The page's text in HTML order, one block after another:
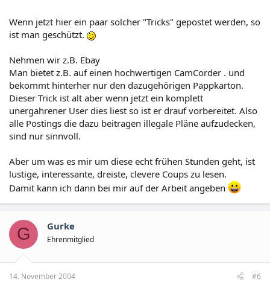
Wenn jetzt hier ein paar solcher "Tricks" gepostet werden, so
ist man geschützt.
Nehmen wir z.B. Ebay
Man bietet z.B. auf einen hochwertigen CamCorder . und
bekommt hinterher nur den dazugehörigen Pappkarton.
Dieser Trick ist alt aber wenn jetzt ein komplett
unergahrener User dies liest so ist er drauf vorbereitet. Also
alle Postings die dazu beitragen illegale Pläne aufzudecken,
sind nur sinnvoll.
Aber um was es mir um diese echt frühen Stunden geht, ist
lustige, interessante, dreiste, clevere Coups zu lesen.
Damit kann ich dann bei mir auf der Arbeit angeben
G Gurke
Ehrenmitglied
14. November 2004 #6